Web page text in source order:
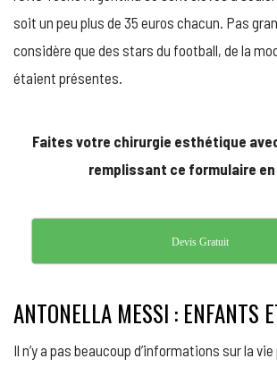
soit un peu plus de 35 euros chacun. Pas
considère que des stars du football, de la
étaient présentes.
Faites votre chirurgie esthétique
remplissant ce formulaire en
Devis Gratuit
ANTONELLA MESSI : ENFANTS
Il n’y a pas beaucoup d’informations sur la